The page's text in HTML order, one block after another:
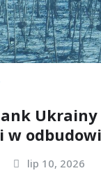
w
lip 10, 2026